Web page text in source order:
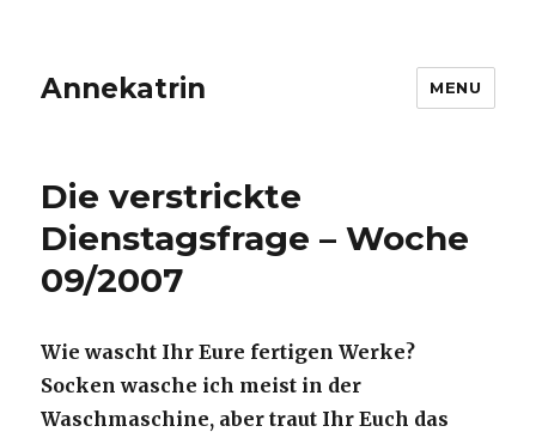
Annekatrin MENU
Die verstrickte
Dienstagsfrage – Woche
09/2007
Wie wascht Ihr Eure fertigen Werke?
Socken wasche ich meist in der
Waschmaschine, aber traut Ihr Euch das